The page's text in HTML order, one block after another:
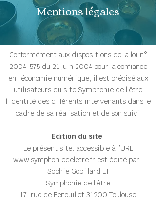
Mentions légales
Conformément aux dispositions de la loi n°
2004-575du 21 juin 2004 pour la confiance
en l'économie numérique, il est précisé aux
utilisateurs du site Symphonie de l'être
l'identité des différents intervenants dans le
cadre de sa réalisation et de son suivi.
Edition du site
Le présent site, accessible à l’URL
www.symphoniedeletre.fr est édité par :
Sophie Gobillard EI
Symphonie de l'être
17, rue de Fenouillet 31200 Toulouse